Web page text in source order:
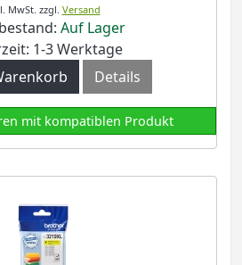
MwSt. zzgl. Versand
Auf Lager
1-3 Werktage
Details
mit kompatiblen Produkt